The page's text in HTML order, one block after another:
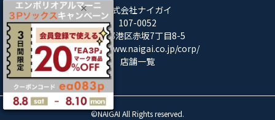
株式会社ナイガイ
107-0052
東京都港区赤坂7丁目8-5
https://www.naigai.co.jp/corp/
店舗一覧
©NAIGAI All Rights reserved.